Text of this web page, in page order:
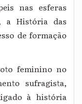
nas esferas
a História das
de formação
feminino no
sufragista,
à história